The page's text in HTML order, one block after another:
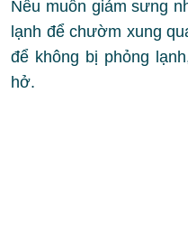
Nếu muốn giảm sưng
lạnh để chườm xung
để không bị phỏng
hở.